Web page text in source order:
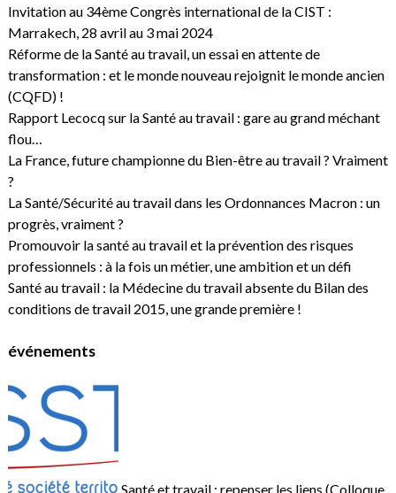
Invitation au 34ème Congrès international de la CIST :
Marrakech, 28 avril au 3 mai 2024
Réforme de la Santé au travail, un essai en attente de
transformation : et le monde nouveau rejoignit le monde ancien
(CQFD) !
Rapport Lecocq sur la Santé au travail : gare au grand méchant
flou…
La France, future championne du Bien-être au travail ? Vraiment
?
La Santé/Sécurité au travail dans les Ordonnances Macron : un
progrès, vraiment ?
Promouvoir la santé au travail et la prévention des risques
professionnels : à la fois un métier, une ambition et un défi
Santé au travail : la Médecine du travail absente du Bilan des
conditions de travail 2015, une grande première !
événements
Santé et travail : repenser les liens (Colloque